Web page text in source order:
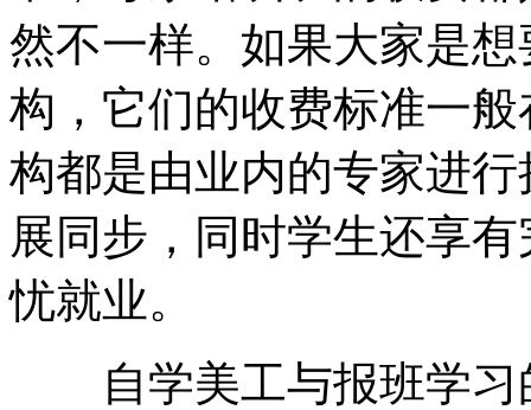
然不一样。如果大家是
构，它们的收费标准一
构都是由业内的专家进
展同步，同时学生还享
忧就业。
自学美工与报班学习